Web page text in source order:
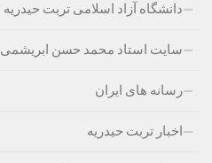
دانشگاه آزاد اسلامی تربت حیدریه
سایت استاد محمد حسن ابریشمی
رسانه های ایران
اخبار تربت حیدریه